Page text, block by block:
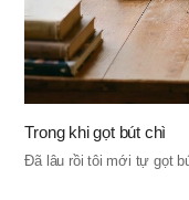
Trong khi gọt bút chì
Đã lâu rồi tôi mới tự gọt